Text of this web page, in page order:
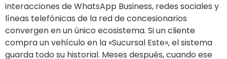
interacciones de WhatsApp Business, redes sociales y
líneas telefónicas de la red de concesionarios
convergen en un único ecosistema. Si un cliente
compra un vehículo en la «Sucursal Este», el sistema
guarda todo su historial. Meses después, cuando ese